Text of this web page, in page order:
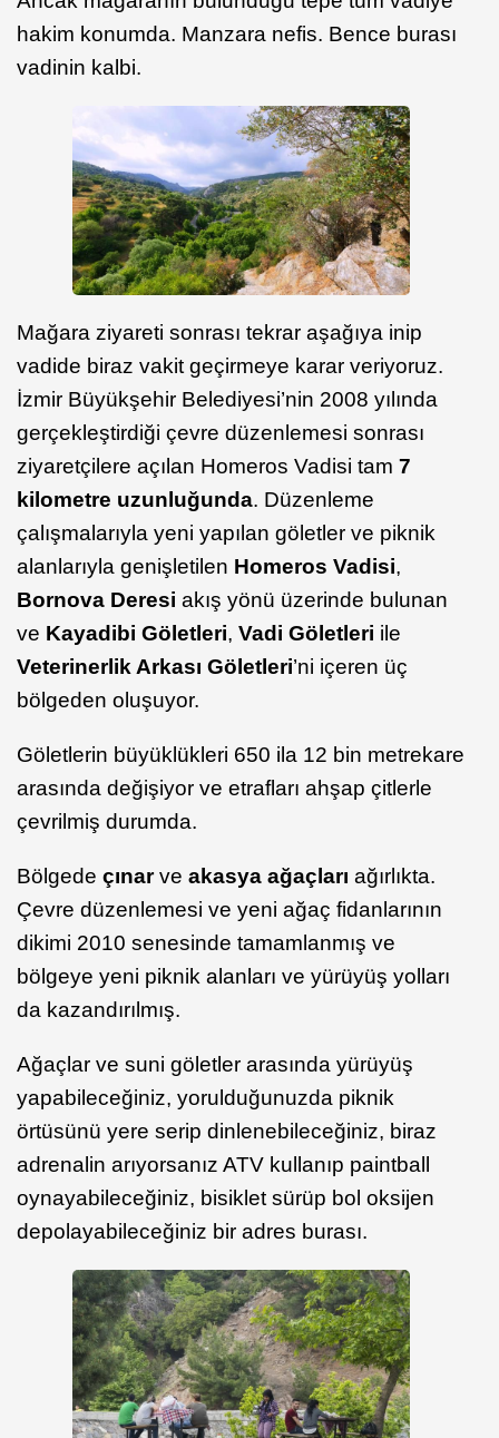
hakim konumda. Manzara nefis. Bence burası
vadinin kalbi.
Mağara ziyareti sonrası tekrar aşağıya inip
vadide biraz vakit geçirmeye karar veriyoruz.
İzmir Büyükşehir Belediyesi’nin 2008 yılında
gerçekleştirdiği çevre düzenlemesi sonrası
ziyaretçilere açılan Homeros Vadisi tam 7
kilometre uzunluğunda. Düzenleme
çalışmalarıyla yeni yapılan göletler ve piknik
alanlarıyla genişletilen Homeros Vadisi,
Bornova Deresi akış yönü üzerinde bulunan
ve Kayadibi Göletleri, Vadi Göletleri ile
Veterinerlik Arkası Göletleri’ni içeren üç
bölgeden oluşuyor.
Göletlerin büyüklükleri 650 ila 12 bin metrekare
arasında değişiyor ve etrafları ahşap çitlerle
çevrilmiş durumda.
Bölgede çınarve akasya ağaçları ağırlıkta.
Çevre düzenlemesi ve yeni ağaç fidanlarının
dikimi 2010 senesinde tamamlanmış ve
bölgeye yeni piknik alanları ve yürüyüş yolları
da kazandırılmış.
Ağaçlar ve suni göletler arasında yürüyüş
yapabileceğiniz, yorulduğunuzda piknik
örtüsünü yere serip dinlenebileceğiniz, biraz
adrenalin arıyorsanız ATV kullanıp paintball
oynayabileceğiniz, bisiklet sürüp bol oksijen
depolayabileceğiniz bir adres burası.